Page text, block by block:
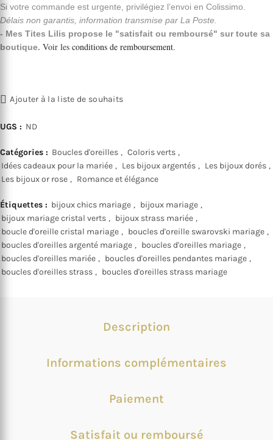
Si votre commande est urgente, privilégiez l’envoi en Colissimo.
Délais non garantis, information transmise par La Poste.
- Mes Tites Lilis propose le "satisfait ou remboursé" sur toute sa
boutique. Voir les conditions de remboursement.
Ajouter à la liste de souhaits
UGS : ND
Catégories : Boucles d'oreilles , Coloris verts ,
Idées cadeaux pour la mariée , Les bijoux argentés , Les bijoux dorés ,
Les bijoux or rose , Romance et élégance
Étiquettes : bijoux chics mariage , bijoux mariage ,
bijoux mariage cristal verts , bijoux strass mariée ,
boucle d'oreille cristal mariage , boucles d'oreille swarovski mariage ,
boucles d'oreilles argenté mariage , boucles d'oreilles mariage ,
boucles d'oreilles mariée , boucles d'oreilles pendantes mariage ,
boucles d'oreilles strass , boucles d'oreilles strass mariage
Description
Informations complémentaires
Paiement
Satisfait ou remboursé